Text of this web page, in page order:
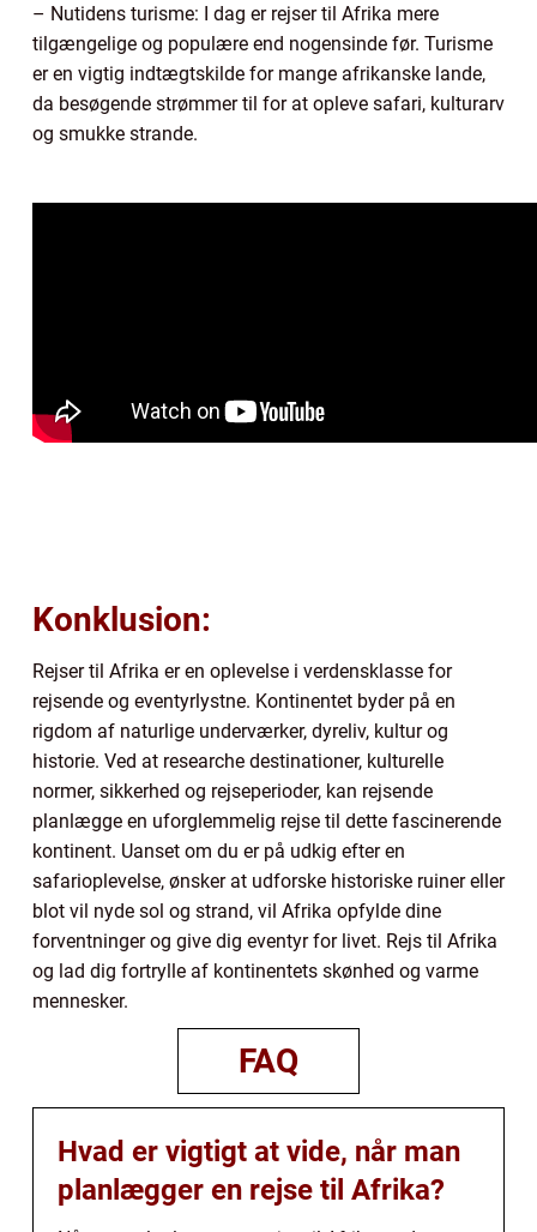
– Nutidens turisme: I dag er rejser til Afrika mere
tilgængelige og populære end nogensinde før. Turisme
er en vigtig indtægtskilde for mange afrikanske lande,
da besøgende strømmer til for at opleve safari, kulturarv
og smukke strande.
Konklusion:
Rejser til Afrika er en oplevelse i verdensklasse for
rejsende og eventyrlystne. Kontinentet byder på en
rigdom af naturlige underværker, dyreliv, kultur og
historie. Ved at researche destinationer, kulturelle
normer, sikkerhed og rejseperioder, kan rejsende
planlægge en uforglemmelig rejse til dette fascinerende
kontinent. Uanset om du er på udkig efter en
safarioplevelse, ønsker at udforske historiske ruiner eller
blot vil nyde sol og strand, vil Afrika opfylde dine
forventninger og give dig eventyr for livet. Rejs til Afrika
og lad dig fortrylle af kontinentets skønhed og varme
mennesker.
FAQ
Hvad er vigtigt at vide, når man
planlægger en rejse til Afrika?